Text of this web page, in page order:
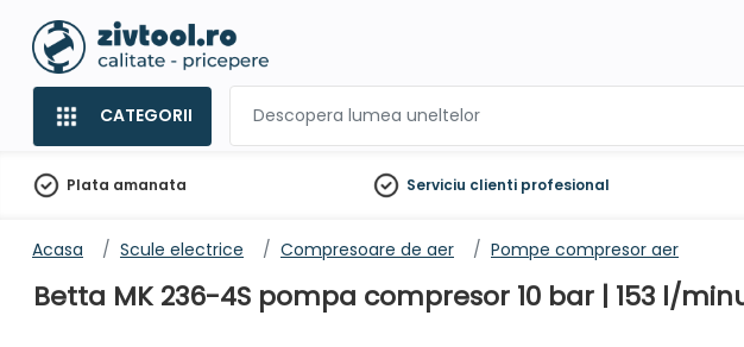
CATEGORII
Plata amanata Serviciu clienti profesional
Acasa Scule electrice Compresoare de aer Pompe compresor aer
Betta MK 236-4S pompa compresor 10 bar | 153 l/